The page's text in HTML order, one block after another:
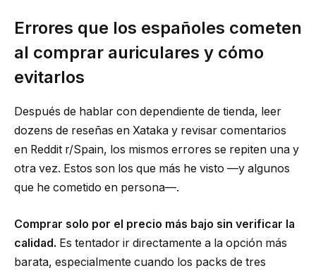
Errores que los españoles cometen
al comprar auriculares y cómo
evitarlos
Después de hablar con dependiente de tienda, leer
dozens de reseñas en Xataka y revisar comentarios
en Reddit r/Spain, los mismos errores se repiten una y
otra vez. Estos son los que más he visto —y algunos
que he cometido en persona—.
Comprar solo por el precio más bajo sin verificar la
calidad. Es tentador ir directamente a la opción más
barata, especialmente cuando los packs de tres